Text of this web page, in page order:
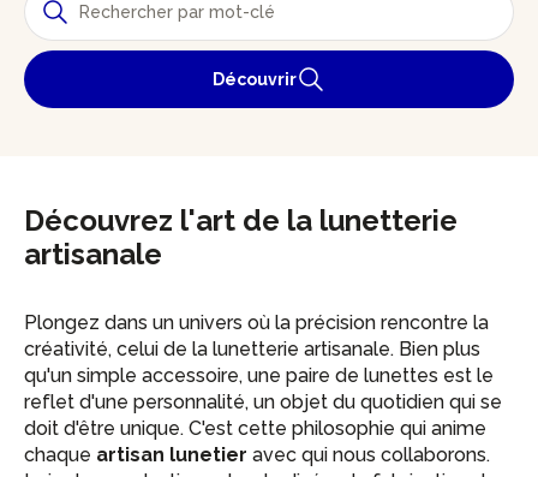
Découvrir
Découvrez l'art de la lunetterie
artisanale
Plongez dans un univers où la précision rencontre la
créativité, celui de la lunetterie artisanale. Bien plus
qu'un simple accessoire, une paire de lunettes est le
reflet d'une personnalité, un objet du quotidien qui se
doit d'être unique. C'est cette philosophie qui anime
chaque artisan lunetier avec qui nous collaborons.